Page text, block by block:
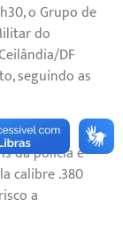
o Grupo de
do
DF
seguindo as
do
da polícia e
calibre .380
a